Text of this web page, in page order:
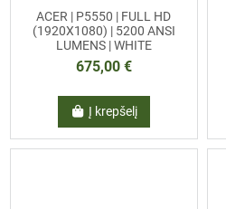
ACER | P5550 | FULL HD
(1920X1080) | 5200 ANSI
LUMENS | WHITE
675,00 €
Į krepšelį